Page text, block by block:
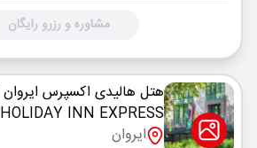
مشاوره و رزرو رایگان
هتل هالیدی اکسپرس ایروان
HOLIDAY INN EXPRESS
ایروان